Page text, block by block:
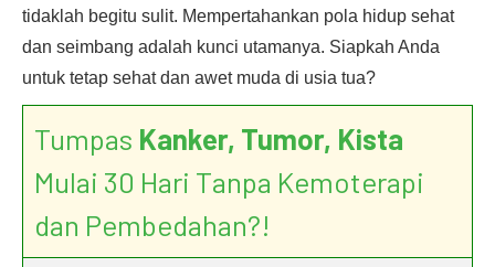
tidaklah begitu sulit. Mempertahankan pola hidup sehat
dan seimbang adalah kunci utamanya. Siapkah Anda
untuk tetap sehat dan awet muda di usia tua?
Tumpas Kanker, Tumor, Kista
Mulai 30 Hari Tanpa Kemoterapi
dan Pembedahan?!